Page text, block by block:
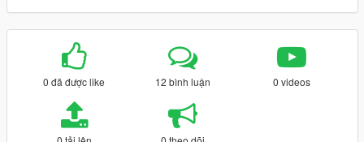
0 đã được like 12 bình luận 0 videos